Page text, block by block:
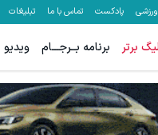
ورزشی پادکست تماس با ما تبلیغات
برتر برنامه بــرجـــام ویدیو